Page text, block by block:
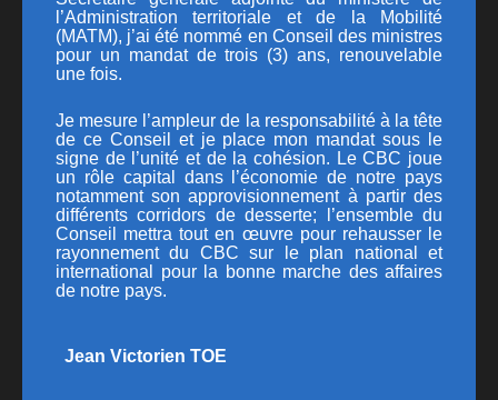
PUBLICATIONS
CONTACT
l’Administration territoriale et de la Mobilité
(MATM), j’ai été nommé en Conseil des ministres
pour un mandat de trois (3) ans, renouvelable
une fois.
Je mesure l’ampleur de la responsabilité à la tête
de ce Conseil et je place mon mandat sous le
signe de l’unité et de la cohésion. Le CBC joue
un rôle capital dans l’économie de notre pays
notamment son approvisionnement à partir des
différents corridors de desserte; l’ensemble du
Conseil mettra tout en œuvre pour rehausser le
rayonnement du CBC sur le plan national et
international pour la bonne marche des affaires
de notre pays.
Jean Victorien TOE